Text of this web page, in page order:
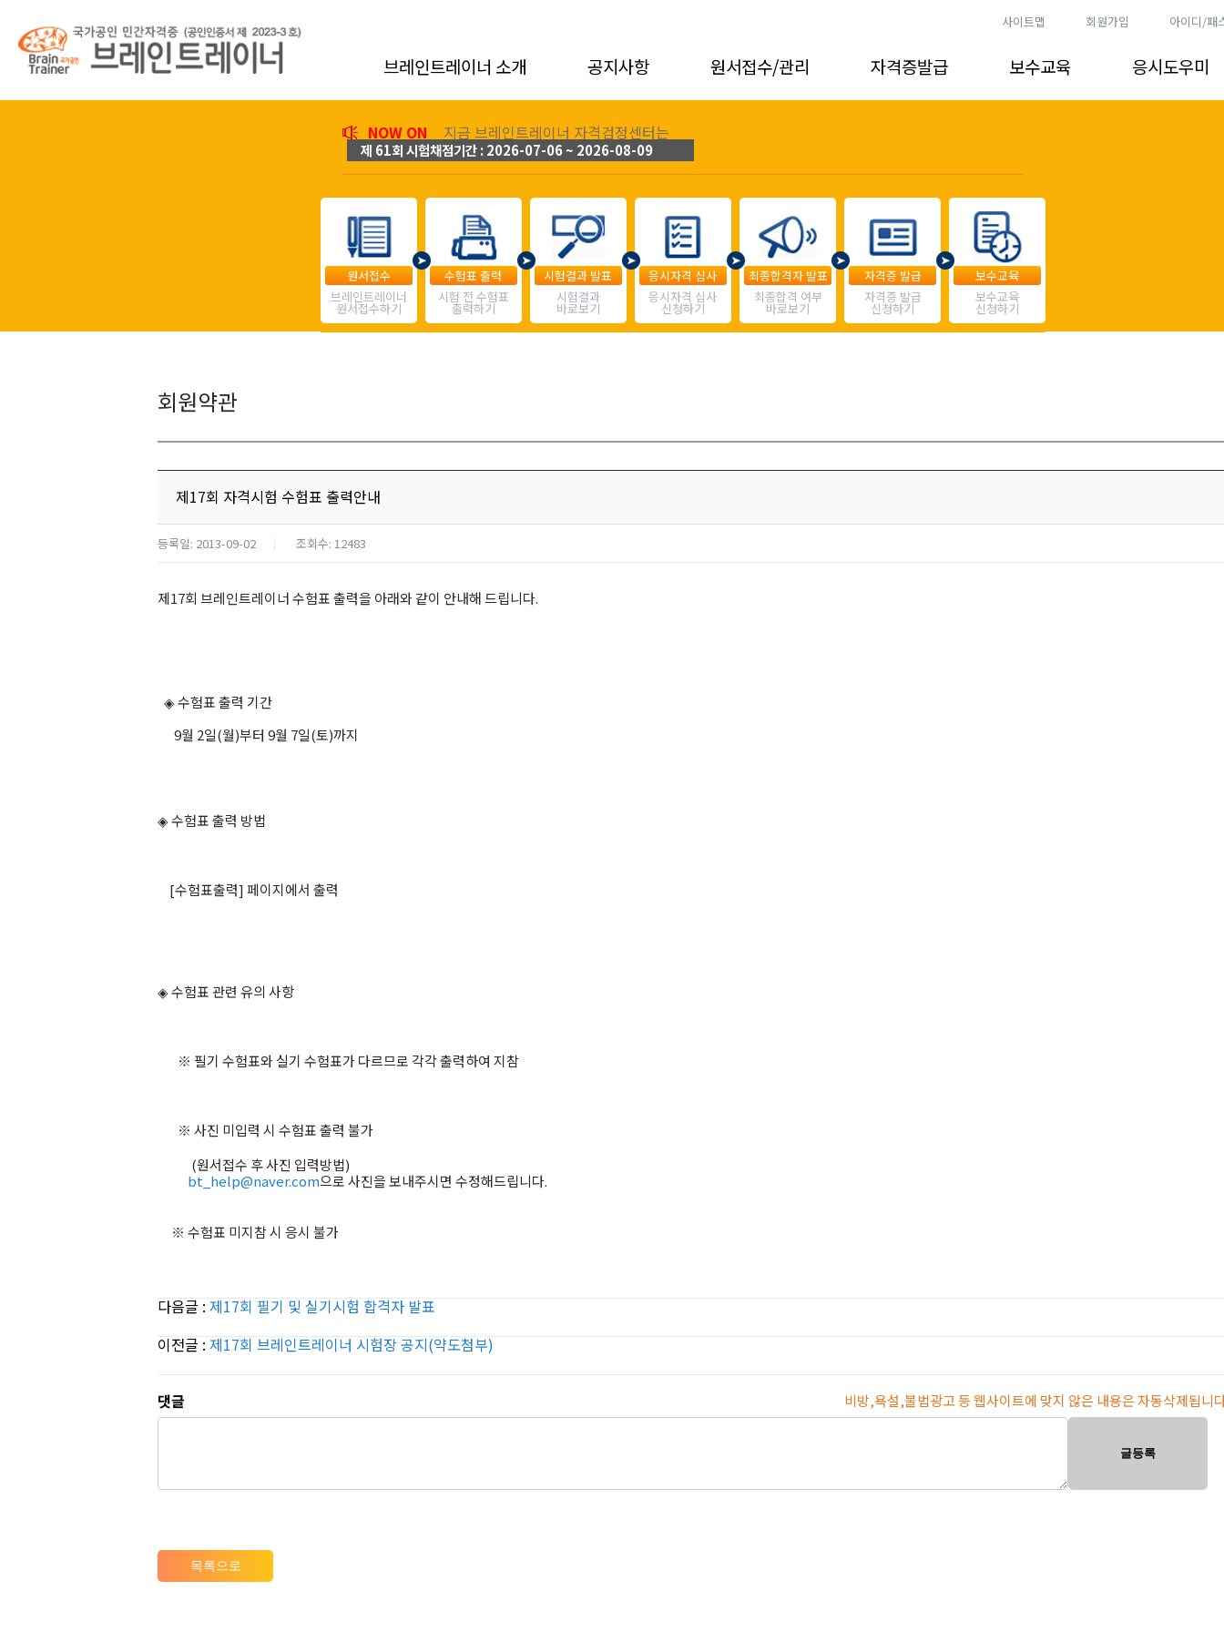
사이트맵 회원가입 아이디/패
브레인트레이너 소개 공지사항 원서접수/관리 자격증발급 보수교육 응시도우미
NOW ON 지금 브레인트레이너 자격검정센터는
제 61회 시험채점기간 : 2026-07-06 ~ 2026-08-09
원서접수
브레인트레이너
원서접수하기
수험표 출력
시험 전 수험표
출력하기
시험결과 발표
시험결과
바로보기
응시자격 심사
응시자격 심사
신청하기
최종합격자 발표
최종합격 여부
바로보기
자격증 발급
자격증 발급
신청하기
보수교육
보수교육
신청하기
회원약관
제17회 자격시험 수험표 출력안내
등록일: 2013-09-02 조회수: 12483
제17회 브레인트레이너 수험표 출력을 아래와 같이 안내해 드립니다.
◈ 수험표 출력 기간
9월 2일(월)부터 9월 7일(토)까지
◈ 수험표 출력 방법
[수험표출력] 페이지에서 출력
◈ 수험표 관련 유의 사항
※ 필기 수험표와 실기 수험표가 다르므로 각각 출력하여 지참
※ 사진 미입력 시 수험표 출력 불가
(원서접수 후 사진 입력방법)
bt_help@naver.com으로 사진을 보내주시면 수정해드립니다.
※ 수험표 미지참 시 응시 불가
다음글 : 제17회 필기 및 실기시험 합격자 발표
이전글 : 제17회 브레인트레이너 시험장 공지(약도첨부)
댓글 비방,욕설,불법광고 등 웹사이트에 맞지 않은 내용은 자동삭제됩니
글등록
목록으로